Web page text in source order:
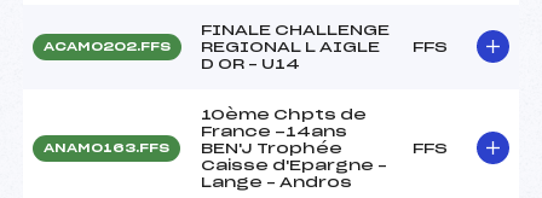
ACAM0202.FFS
FINALE CHALLENGE
REGIONAL L AIGLE
D OR – U14
FFS
ANAM0163.FFS
10ème Chpts de
France -14ans
BEN'J Trophée
Caisse d'Epargne –
Lange – Andros
FFS